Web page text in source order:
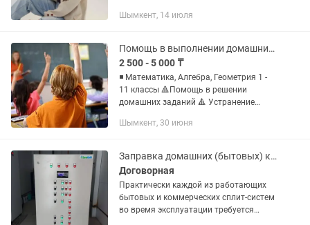
Шымкент, 14 июля
Помощь в выполнении домашних заданий
2 500 - 5 000 ₸
◾ Математика, Алгебра, Геометрия 1 -
11 классы 🔺Помощь в решении
домашних заданий 🔺 Устранение
🔺Подготовка к СОР/СОЧ 💻Формат
Google...
Шымкент, 30 июня
Заправка домашних (бытовых) кондиционеров
Договорная
Практически каждой из работающих
бытовых и коммерческих сплит-систем
во время эксплуатации требуется